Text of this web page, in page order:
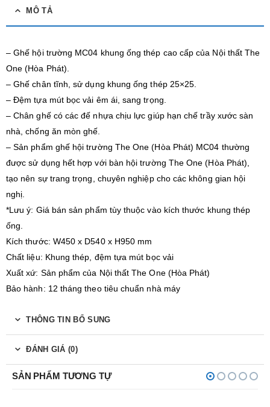
MÔ TẢ
– Ghế hội trường MC04 khung ống thép cao cấp của Nội thất The
One (Hòa Phát).
– Ghế chân tĩnh, sử dụng khung ống thép 25×25.
– Đệm tựa mút bọc vải êm ái, sang trọng.
– Chân ghế có các đế nhựa chịu lực giúp hạn chế trầy xước sàn
nhà, chống ăn mòn ghế.
– Sản phẩm ghế hội trường The One (Hòa Phát) MC04 thường
được sử dụng hết hợp với bàn hội trường The One (Hòa Phát),
tạo nên sự trang trọng, chuyên nghiệp cho các không gian hội
nghị.
*Lưu ý: Giá bán sản phẩm tùy thuộc vào kích thước khung thép
ống.
Kích thước: W450 x D540 x H950 mm
Chất liệu: Khung thép, đệm tựa mút bọc vải
Xuất xứ: Sản phẩm của Nội thất The One (Hòa Phát)
Bảo hành: 12 tháng theo tiêu chuẩn nhà máy
THÔNG TIN BỔ SUNG
ĐÁNH GIÁ (0)
SẢN PHẨM TƯƠNG TỰ